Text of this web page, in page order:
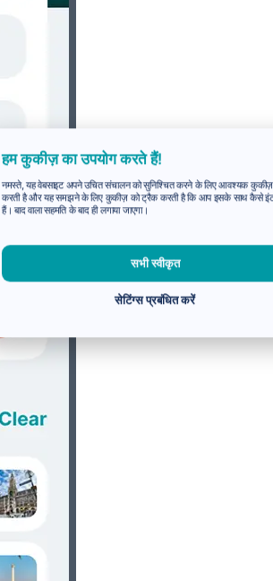
हम कुकीज़ का उपयोग करते हैं!
नमस्ते, यह वेबसाइट अपने उचित संचालन को सुनिश्चित करने के लिए आवश्यक कुकीज़
करती है और यह समझने के लिए कुकीज़ को ट्रैक करती है कि आप इसके साथ कैसे
हैं। बाद वाला सहमति के बाद ही लगाया जाएगा।
सभी स्वीकृत
सेटिंग्स प्रबंधित करें